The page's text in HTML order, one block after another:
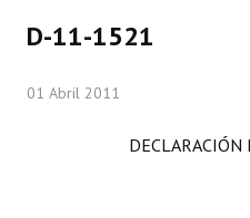
Comisiones Especiales
D-11-1521
01 Abril 2011